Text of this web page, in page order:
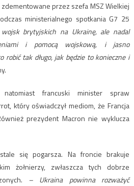
przez szefa MSZ Wielkiej
ministerialnego spotkania G7 25
brytyjskich na Ukrainę, ale nadal
i pomocą wojskową, i jasno
robić tak długo, jak będzie to konieczne i
francuski minister spraw
który oświadczył mediom, że Francja
prezydent Macron nie wyklucza
się pogarsza. Na froncie brakuje
żołnierzy, zwłaszcza tych dobrze
– Ukraina powinna rozważyć